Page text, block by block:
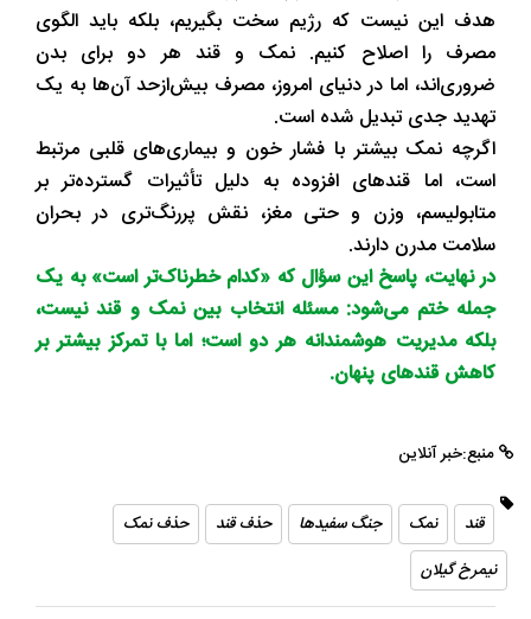
هدف این نیست که رژیم سخت بگیریم، بلکه باید الگوی
مصرف را اصلاح کنیم. نمک و قند هر دو برای بدن
ضروری‌اند، اما در دنیای امروز، مصرف بیش‌ازحد آن‌ها به یک
تهدید جدی تبدیل شده است.
اگرچه نمک بیشتر با فشار خون و بیماری‌های قلبی مرتبط
است، اما قندهای افزوده به‌ دلیل تأثیرات گسترده‌تر بر
متابولیسم، وزن و حتی مغز، نقش پررنگ‌تری در بحران
سلامت مدرن دارند.
در نهایت، پاسخ این سؤال که «کدام خطرناک‌تر است» به یک
جمله ختم می‌شود: مسئله انتخاب بین نمک و قند نیست،
بلکه مدیریت هوشمندانه هر دو است؛ اما با تمرکز بیشتر بر
کاهش قندهای پنهان.
منبع:خبر آنلاین
قند نمک جنگ سفیدها حذف قند
حذف نمک
نیمرخ گیلان